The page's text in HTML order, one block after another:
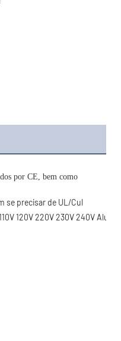
por CE, bem como
se precisar de UL/Cul